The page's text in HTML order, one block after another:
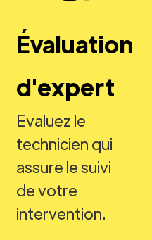
Évaluation
d'expert
Evaluez le
technicien qui
assure le suivi
de votre
intervention.